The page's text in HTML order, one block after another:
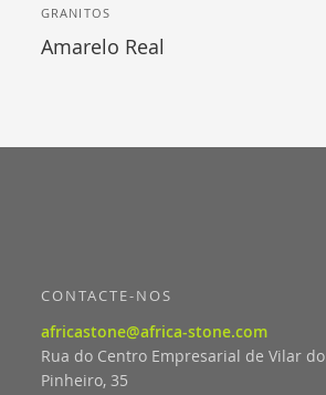
GRANITOS
Amarelo Real
CONTACTE-NOS
africastone@africa-stone.com
Rua do Centro Empresarial de Vilar do
Pinheiro, 35